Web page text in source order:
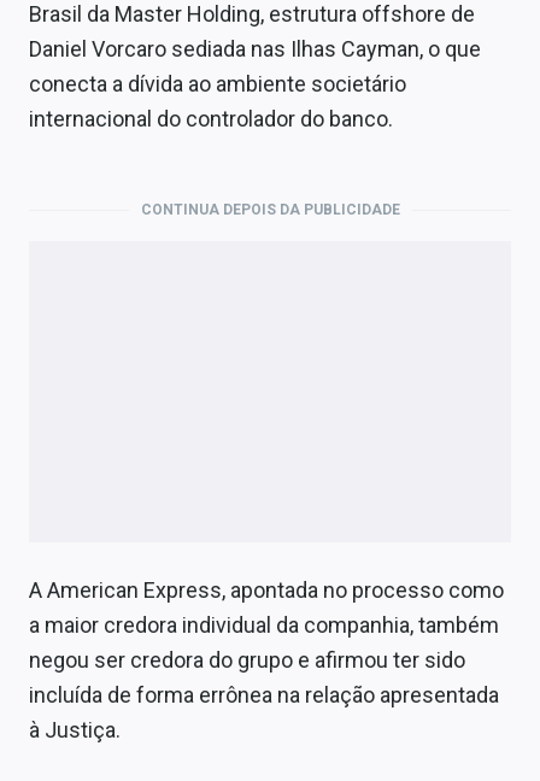
Brasil da Master Holding, estrutura offshore de
Daniel Vorcaro sediada nas Ilhas Cayman, o que
conecta a dívida ao ambiente societário
internacional do controlador do banco.
CONTINUA DEPOIS DA PUBLICIDADE
A American Express, apontada no processo como
a maior credora individual da companhia, também
negou ser credora do grupo e afirmou ter sido
incluída de forma errônea na relação apresentada
à Justiça.